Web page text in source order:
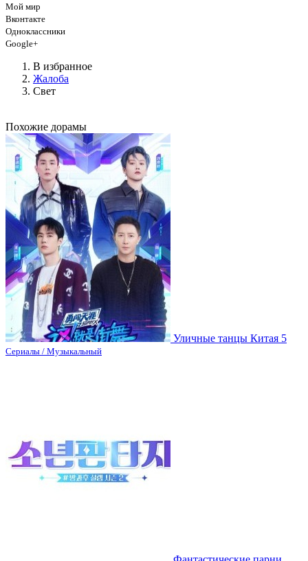
Мой мир
Вконтакте
Одноклассники
Google+
В избранное
Жалоба
Свет
Похожие дорамы
Уличные танцы Китая 5
Сериалы / Музыкальный